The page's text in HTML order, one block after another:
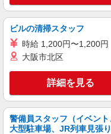
派遣社員
ランスタッド株式会社 古
仕分け
時給
入例）
日勤務
実費支
茨城
≪無料駐
ビルの清掃スタッフ
時給 1,200円〜1,200円
大阪市北区
詳細を見る
警備員スタッフ（イベント
大型駐車場、JR列車見張り